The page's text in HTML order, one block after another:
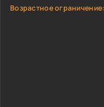
Возрастное ограничение: